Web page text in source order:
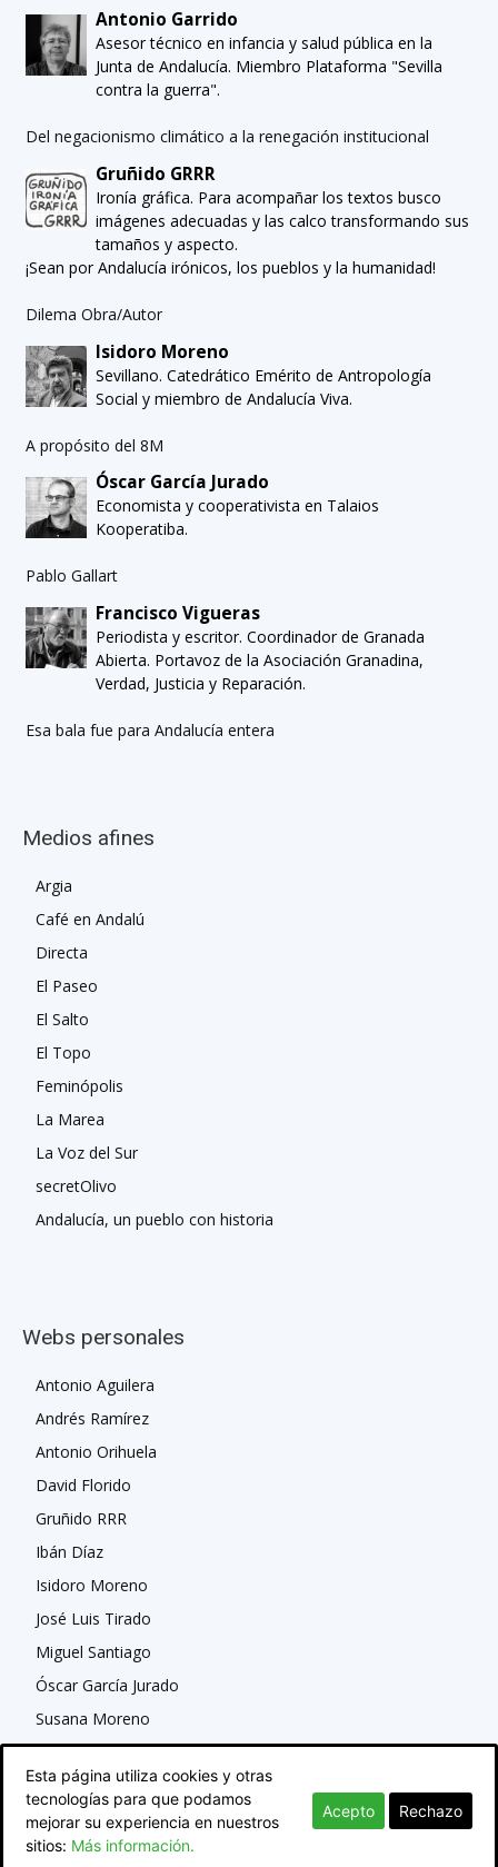
Antonio Garrido
Asesor técnico en infancia y salud pública en la
Junta de Andalucía. Miembro Plataforma "Sevilla
contra la guerra".
Del negacionismo climático a la renegación institucional
Gruñido GRRR
Ironía gráfica. Para acompañar los textos busco
imágenes adecuadas y las calco transformando sus
tamaños y aspecto.
¡Sean por Andalucía irónicos, los pueblos y la humanidad!
Dilema Obra/Autor
Isidoro Moreno
Sevillano. Catedrático Emérito de Antropología
Social y miembro de Andalucía Viva.
A propósito del 8M
Óscar García Jurado
Economista y cooperativista en Talaios
Kooperatiba.
Pablo Gallart
Francisco Vigueras
Periodista y escritor. Coordinador de Granada
Abierta. Portavoz de la Asociación Granadina,
Verdad, Justicia y Reparación.
Esa bala fue para Andalucía entera
Medios afines
Argia
Café en Andalú
Directa
El Paseo
El Salto
El Topo
Feminópolis
La Marea
La Voz del Sur
secretOlivo
Andalucía, un pueblo con historia
Webs personales
Antonio Aguilera
Andrés Ramírez
Antonio Orihuela
David Florido
Gruñido RRR
Ibán Díaz
Isidoro Moreno
José Luis Tirado
Miguel Santiago
Óscar García Jurado
Susana Moreno
© Newspaper WordPress Theme by TagDiv
Esta página utiliza cookies y otras
tecnologías para que podamos
mejorar su experiencia en nuestros
sitios: Más información.
Acepto Rechazo